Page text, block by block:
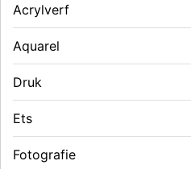
Acrylverf
Aquarel
Druk
Ets
Fotografie